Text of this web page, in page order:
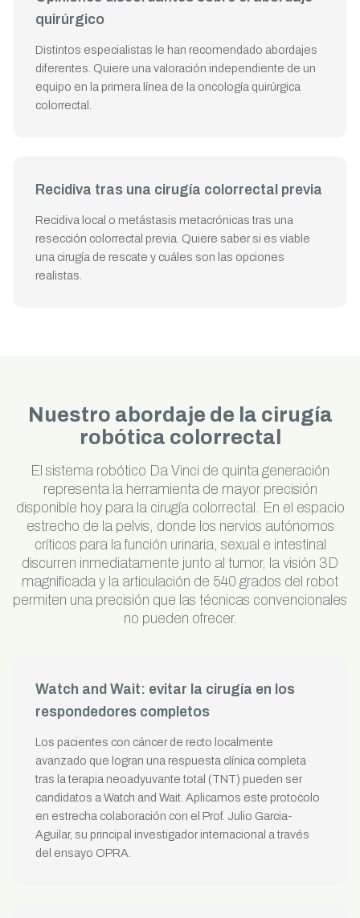
quirúrgico
Distintos especialistas le han recomendado abordajes
diferentes. Quiere una valoración independiente de un
equipo en la primera línea de la oncología quirúrgica
colorrectal.
Recidiva tras una cirugía colorrectal previa
Recidiva local o metástasis metacrónicas tras una
resección colorrectal previa. Quiere saber si es viable
una cirugía de rescate y cuáles son las opciones
realistas.
Nuestro abordaje de la cirugía
robótica colorrectal
El sistema robótico Da Vinci de quinta generación
representa la herramienta de mayor precisión
disponible hoy para la cirugía colorrectal. En el espacio
estrecho de la pelvis, donde los nervios autónomos
críticos para la función urinaria, sexual e intestinal
discurren inmediatamente junto al tumor, la visión 3D
magnificada y la articulación de 540 grados del robot
permiten una precisión que las técnicas convencionales
no pueden ofrecer.
Watch and Wait: evitar la cirugía en los
respondedores completos
Los pacientes con cáncer de recto localmente
avanzado que logran una respuesta clínica completa
tras la terapia neoadyuvante total (TNT) pueden ser
candidatos a Watch and Wait. Aplicamos este protocolo
en estrecha colaboración con el Prof. Julio Garcia-
Aguilar, su principal investigador internacional a través
del ensayo OPRA.